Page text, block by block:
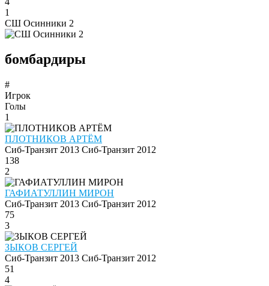
1
СШ Осинники 2
бомбардиры
#
Игрок
Голы
1
ПЛОТНИКОВ АРТЁМ
Сиб-Транзит 2013 Сиб-Транзит 2012
138
2
ГАФИАТУЛЛИН МИРОН
Сиб-Транзит 2013 Сиб-Транзит 2012
75
3
ЗЫКОВ СЕРГЕЙ
Сиб-Транзит 2013 Сиб-Транзит 2012
51
4